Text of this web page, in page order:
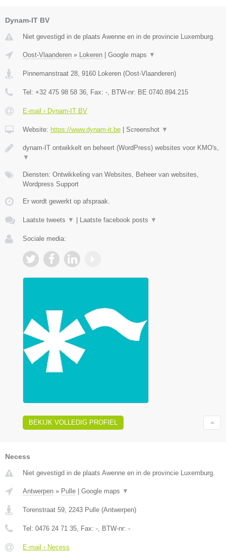
Dynam-IT BV
Niet gevestigd in de plaats Awenne en in de provincie Luxemburg.
Oost-Vlaanderen » Lokeren Google maps ▼
Pinnemanstraat 28, 9160 Lokeren (Oost-Vlaanderen)
Tel: +32 475 98 58 36, Fax: -, BTW-nr: BE 0740.894.215
E-mail › Dynam-IT BV
Website: https://www.dynam-it.be Screenshot ▼
dynam-IT ontwikkelt en beheert (WordPress) websites voor KMO's,
▼
Diensten: Ontwikkeling van Websites, Beheer van websites,
Wordpress Support
Er wordt gewerkt op afspraak.
Laatste tweets ▼ Laatste facebook posts ▼
Sociale media:
BEKIJK VOLLEDIG PROFIEL
Necess
Niet gevestigd in de plaats Awenne en in de provincie Luxemburg.
Antwerpen » Pulle Google maps ▼
Torenstraat 59, 2243 Pulle (Antwerpen)
Tel: 0476 24 71 35, Fax: -, BTW-nr: -
E-mail › Necess